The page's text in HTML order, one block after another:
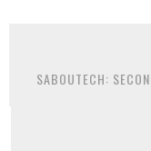
SABOUTECH: